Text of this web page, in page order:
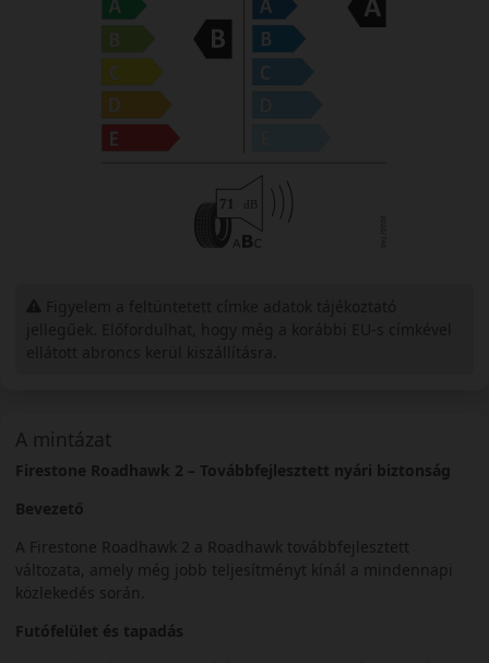
A mintázat
Firestone Roadhawk 2 – Továbbfejlesztett nyári biztonság
Bevezető
A Firestone Roadhawk 2 a Roadhawk továbbfejlesztett
változata, amely még jobb teljesítményt kínál a mindennapi
közlekedés során.
Futófelület és tapadás